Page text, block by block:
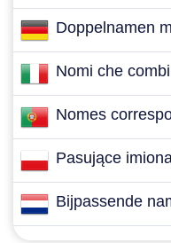
Doppelnamen
Nomi che
Nomes
Pasujące
Bijpassende